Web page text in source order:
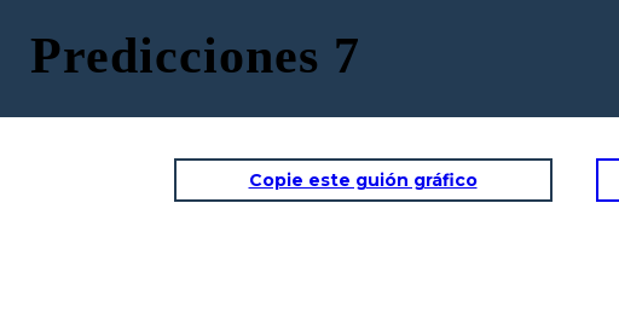
Predicciones 7
Copie este guión gráfico